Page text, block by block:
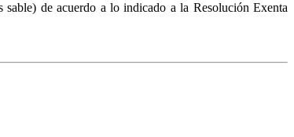
de acuerdo a lo indicado a la Resolución Exenta